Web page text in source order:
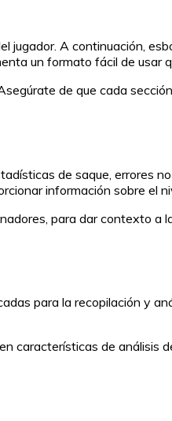
A continuación,
un formato fácil de usar
de que cada
de saque, errores
información sobre el
para dar contexto a
para la recopilación y
características de análisis